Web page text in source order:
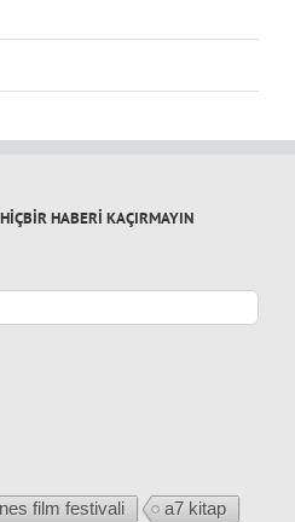
HABERİ KAÇIRMAYIN
film festivali
a7 kitap